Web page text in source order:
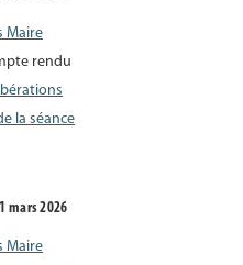
Maire
rendu
la séance
mars 2026
Maire